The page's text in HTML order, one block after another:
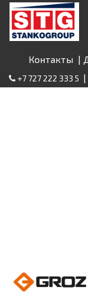
Контакты |
+7 727 222 333 5 |